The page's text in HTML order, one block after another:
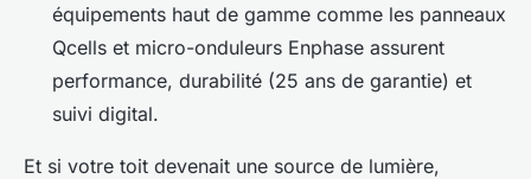
équipements haut de gamme comme les panneaux
Qcells et micro-onduleurs Enphase assurent
performance, durabilité (25 ans de garantie) et
suivi digital.
Et si votre toit devenait une source de lumière,